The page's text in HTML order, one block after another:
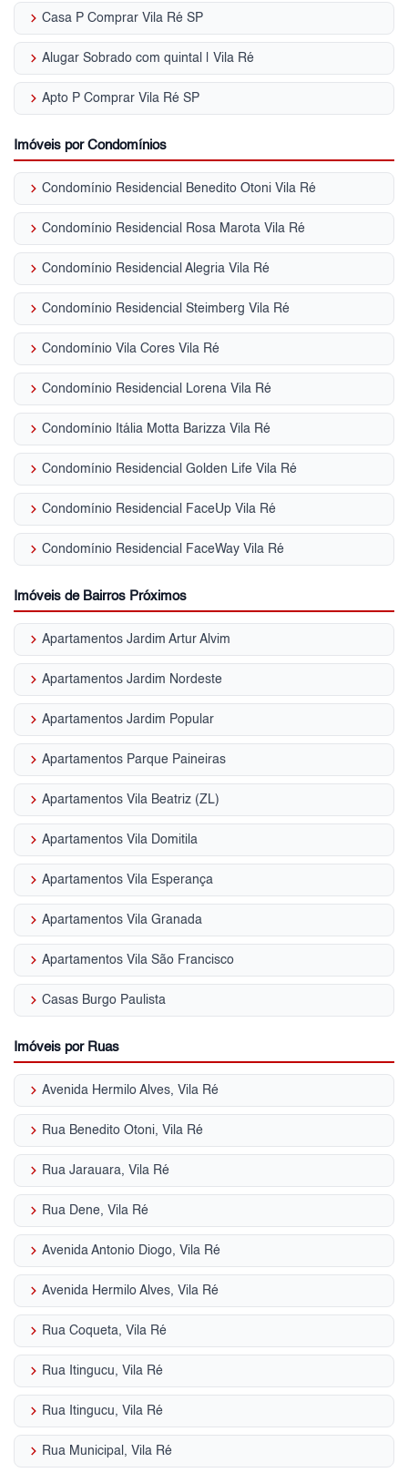
keyboard_arrow_right Casa P Comprar Vila Ré SP
keyboard_arrow_right Alugar Sobrado com quintal | Vila Ré
keyboard_arrow_right Apto P Comprar Vila Ré SP
Imóveis por Condomínios
keyboard_arrow_right Condomínio Residencial Benedito Otoni Vila Ré
keyboard_arrow_right Condomínio Residencial Rosa Marota Vila Ré
keyboard_arrow_right Condomínio Residencial Alegria Vila Ré
keyboard_arrow_right Condomínio Residencial Steimberg Vila Ré
keyboard_arrow_right Condomínio Vila Cores Vila Ré
keyboard_arrow_right Condomínio Residencial Lorena Vila Ré
keyboard_arrow_right Condomínio Itália Motta Barizza Vila Ré
keyboard_arrow_right Condomínio Residencial Golden Life Vila Ré
keyboard_arrow_right Condomínio Residencial FaceUp Vila Ré
keyboard_arrow_right Condomínio Residencial FaceWay Vila Ré
Imóveis de Bairros Próximos
keyboard_arrow_right Apartamentos Jardim Artur Alvim
keyboard_arrow_right Apartamentos Jardim Nordeste
keyboard_arrow_right Apartamentos Jardim Popular
keyboard_arrow_right Apartamentos Parque Paineiras
keyboard_arrow_right Apartamentos Vila Beatriz (ZL)
keyboard_arrow_right Apartamentos Vila Domitila
keyboard_arrow_right Apartamentos Vila Esperança
keyboard_arrow_right Apartamentos Vila Granada
keyboard_arrow_right Apartamentos Vila São Francisco
keyboard_arrow_right Casas Burgo Paulista
Imóveis por Ruas
keyboard_arrow_right Avenida Hermilo Alves, Vila Ré
keyboard_arrow_right Rua Benedito Otoni, Vila Ré
keyboard_arrow_right Rua Jarauara, Vila Ré
keyboard_arrow_right Rua Dene, Vila Ré
keyboard_arrow_right Avenida Antonio Diogo, Vila Ré
keyboard_arrow_right Avenida Hermilo Alves, Vila Ré
keyboard_arrow_right Rua Coqueta, Vila Ré
keyboard_arrow_right Rua Itingucu, Vila Ré
keyboard_arrow_right Rua Itingucu, Vila Ré
keyboard_arrow_right Rua Municipal, Vila Ré